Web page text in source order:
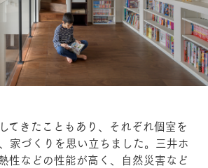
てきたこともあり、それぞれ個室を
家づくりを思い立ちました。三井ホ
性などの性能が高く、自然災害など